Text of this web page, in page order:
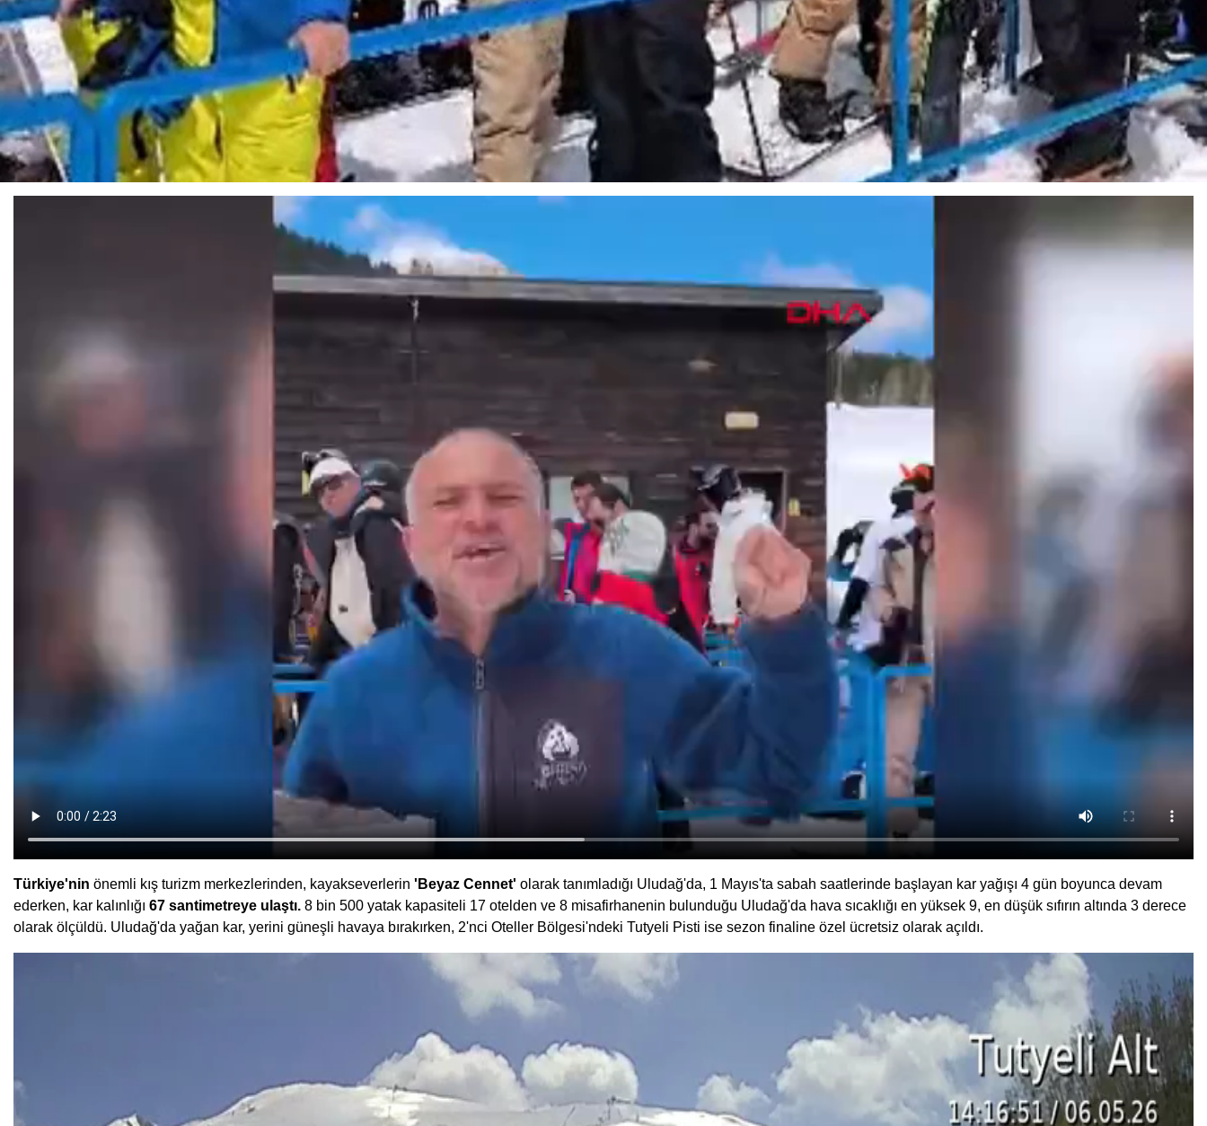
Türkiye'nin önemli kış turizm merkezlerinden, kayakseverlerin 'Beyaz Cennet' olarak tanımladığı Uludağ'da, 1 Mayıs'ta sabah saatlerinde başlayan kar yağışı 4 gün boyunca devam
ederken, kar kalınlığı 67 santimetreye ulaştı. 8 bin 500 yatak kapasiteli 17 otelden ve 8 misafirhanenin bulunduğu Uludağ'da hava sıcaklığı en yüksek 9, en düşük sıfırın altında 3 derece
olarak ölçüldü. Uludağ'da yağan kar, yerini güneşli havaya bırakırken, 2'nci Oteller Bölgesi'ndeki Tutyeli Pisti ise sezon finaline özel ücretsiz olarak açıldı.